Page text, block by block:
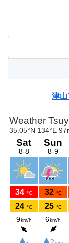
津